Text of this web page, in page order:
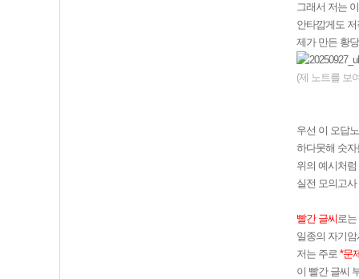
그래서 저는
안타깝게도
제가 만든 황
(제 노트를 보
우선 이 오답
하다못해 숫
위의 예시처
실전 모의고
빨간 글씨로
일종의 자기
저는 주로 *문
이 빨간 글씨